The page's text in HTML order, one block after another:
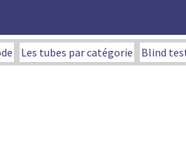
Les tubes par catégorie Blind